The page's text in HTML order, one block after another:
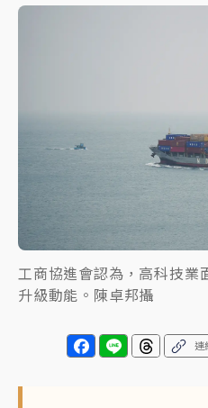
白海豚逼近！北市水門只
工商協進會認為，高科技業
升級動能。陳卓邦攝
連